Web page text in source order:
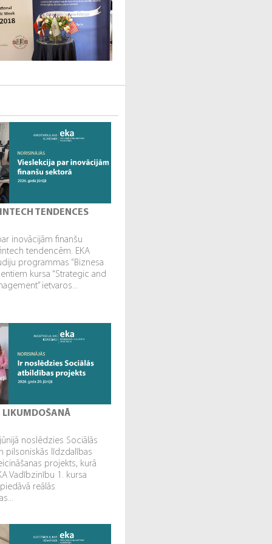
TENDENCES
inovācijām finanšu
tendencēm. EKA
programmas “Biznesa
kursa “Strategic and
ietvaros...
LIKUMDOŠANĀ
noslēdzies Sociālās
pilsoniskās līdzdalības
projekts, kurā
Vadībzinību 1. kursa
reālās